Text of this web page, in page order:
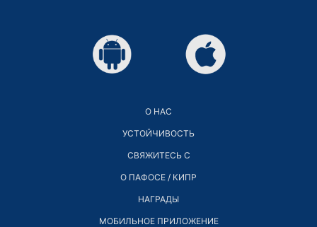
О НАС
УСТОЙЧИВОСТЬ
СВЯЖИТЕСЬ С
О ПАФОСЕ / КИПР
НАГРАДЫ
МОБИЛЬНОЕ ПРИЛОЖЕНИЕ